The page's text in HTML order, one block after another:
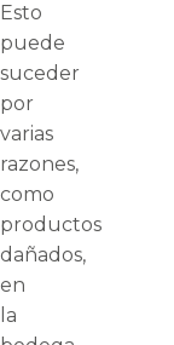
Esto
puede
suceder
por
varias
razones,
como
productos
dañados,
en
la